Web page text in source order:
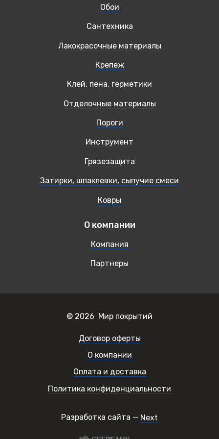
Обои
Сантехника
Лакокрасочные материалы
Крепеж
Клей, пена, герметики
Отделочные материалы
Пороги
Инструмент
Грязезащита
Затирки, шпаклевки, сыпучие смеси
Ковры
О компании
Компания
Партнеры
© 2026 Мир покрытий
Договор оферты
О компании
Оплата и доставка
Политика конфиденциальности
Разработка сайта — Next